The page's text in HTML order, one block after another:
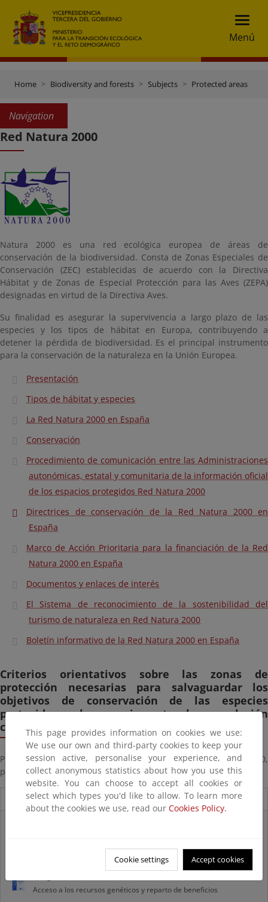
Menú
Home Biodiversity and forests Subjects Protected areas
Navigation
Red Natura 2000
Natura 2000 es una red ecológica europea de áreas de
conservación de la biodiversidad. Consta de Zonas Especiales de
Conservación (ZEC) establecidas de acuerdo con la Directiva
Hábitat y de Zonas de Especial Protección para las Aves (ZEPA)
designadas en virtud de la Directiva Aves.
Su finalidad es asegurar la supervivencia a largo plazo de las
especies y los tipos de hábitat en Europa, contribuyendo a
detener la pérdida de biodiversidad. Es el principal instrumento
para la conservación de la naturaleza en la Unión Europea.
Presentación
Tipos de hábitat y especies
La Red Natura 2000 en España
Conservación
Procedimiento de comunicación entre las Administraciones
autonómicas, estatal y comunitaria de la información oficial
de los espacios protegidos Red Natura 2000
Directrices de conservación de la Red Natura 2000 en
España
Marco de Acción Prioritaria para la financiación de la Red
Natura 2000 en España
Documentos y enlaces de interés
El Sistema de reconocimiento de la sostenibilidad del
turismo de naturaleza en Red Natura 2000
Boletín informativo de la Red Natura 2000 en España
Criterios orientativos sobre las zonas de
protección necesarias para salvaguardar los
objetivos de conservación de las especies
protegidas en los espacios naturales en relación
con la navegación aérea civil.
Puede acceder al contenido de este documento, en su versión 1.0,
pinchandoen este enlace
Novedades
Acceso a los recursos genéticos y reparto de beneficios
This page provides information on cookies we use:
We use our own and third-party cookies to keep your
session active, personalise your experience, and
collect anonymous statistics about how you use this
website. You can choose to accept all cookies or
select which types you'd like to allow. To learn more
about the cookies we use, read our Cookies Policy.
Cookie settings Accept cookies